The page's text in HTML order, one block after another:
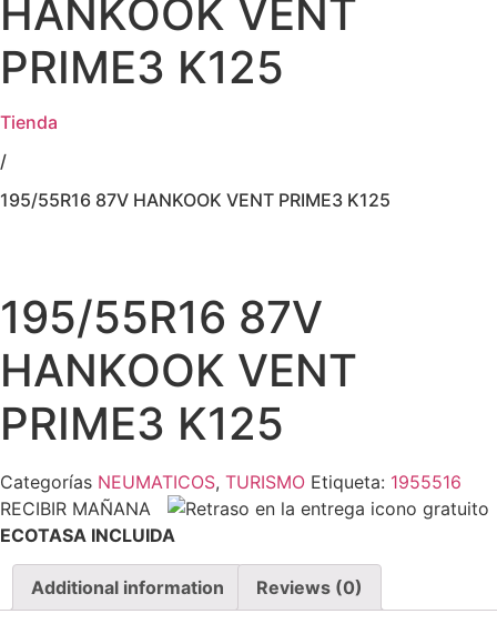
HANKOOK VENT
PRIME3 K125
Tienda
/
195/55R16 87V HANKOOK VENT PRIME3 K125
195/55R16 87V
HANKOOK VENT
PRIME3 K125
Categorías NEUMATICOS, TURISMO Etiqueta: 1955516
RECIBIR MAÑANA
ECOTASA INCLUIDA
Additional information Reviews (0)